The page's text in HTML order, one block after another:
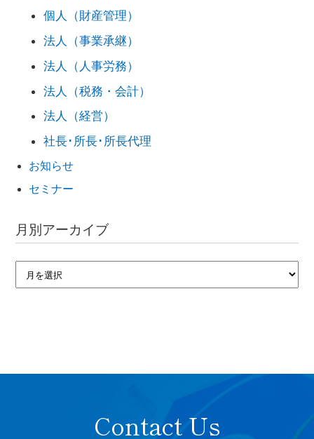
個人（財産管理）
法人（事業承継）
法人（人事労務）
法人（税務・会計）
法人（経営）
社長･所長･所長代理
お知らせ
セミナー
月別アーカイブ